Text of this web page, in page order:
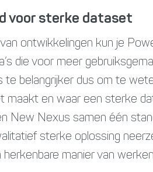
voor sterke dataset
ontwikkelingen kun je
die voor meer
te belangrijker dus om te
maakt en waar een sterke
New Nexus samen één
sterke oplossing
herkenbare manier van